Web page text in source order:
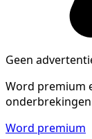
Geen
Word premium
Word premium